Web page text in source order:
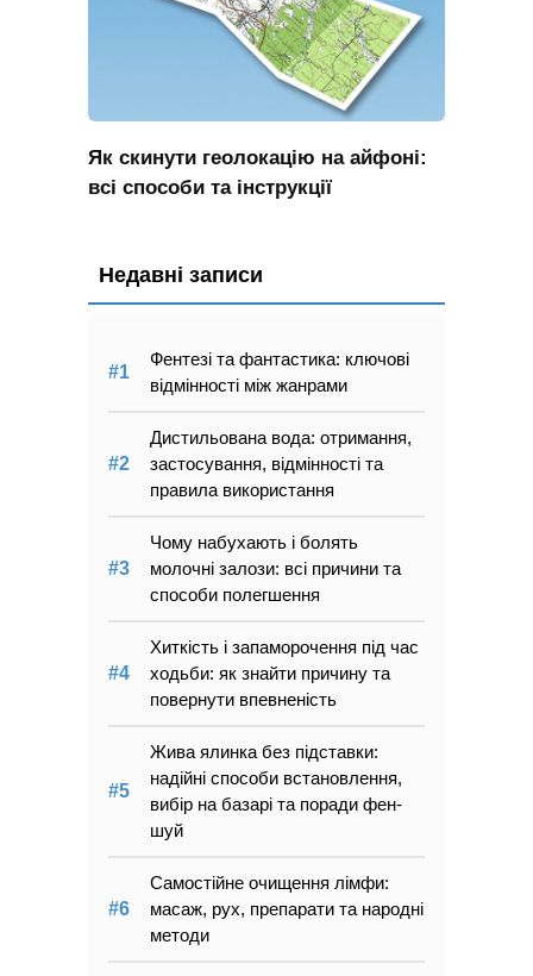
Як скинути геолокацію на айфоні:
всі способи та інструкції
Недавні записи
Фентезі та фантастика: ключові
відмінності між жанрами
Дистильована вода: отримання,
застосування, відмінності та
правила використання
Чому набухають і болять
молочні залози: всі причини та
способи полегшення
Хиткість і запаморочення під час
ходьби: як знайти причину та
повернути впевненість
Жива ялинка без підставки:
надійні способи встановлення,
вибір на базарі та поради фен-
шуй
Самостійне очищення лімфи:
масаж, рух, препарати та народні
методи